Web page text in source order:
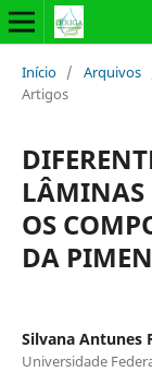
Início / Arquivos
Artigos
LÂMINAS
OS
DA
Silvana Antunes
Universidade